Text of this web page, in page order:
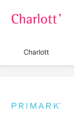
Charlott